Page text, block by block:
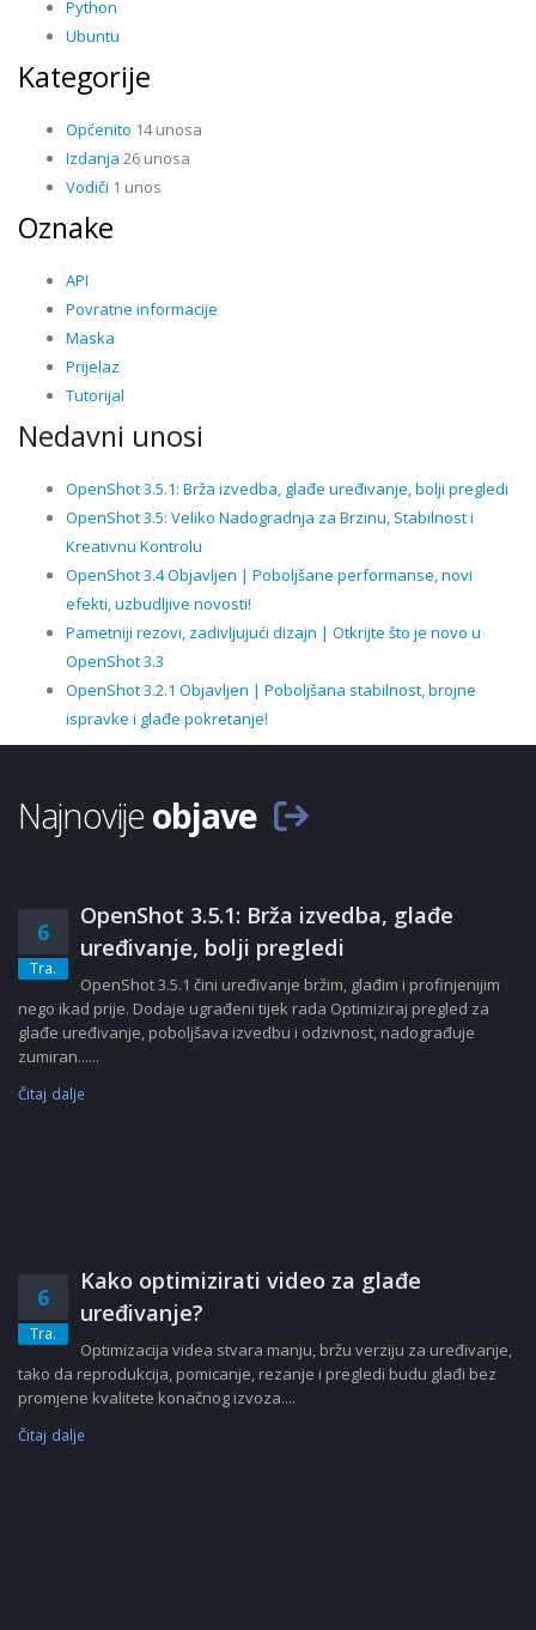
Python
Ubuntu
Kategorije
Općenito 14 unosa
Izdanja 26 unosa
Vodiči 1 unos
Oznake
API
Povratne informacije
Maska
Prijelaz
Tutorijal
Nedavni unosi
OpenShot 3.5.1: Brža izvedba, glađe uređivanje, bolji pregledi
OpenShot 3.5: Veliko Nadogradnja za Brzinu, Stabilnost i
Kreativnu Kontrolu
OpenShot 3.4 Objavljen | Poboljšane performanse, novi
efekti, uzbudljive novosti!
Pametniji rezovi, zadivljujući dizajn | Otkrijte što je novo u
OpenShot 3.3
OpenShot 3.2.1 Objavljen | Poboljšana stabilnost, brojne
ispravke i glađe pokretanje!
Najnovijeobjave
6
Tra.
OpenShot 3.5.1: Brža izvedba, glađe
uređivanje, bolji pregledi
OpenShot 3.5.1 čini uređivanje bržim, glađim i profinjenijim
nego ikad prije. Dodaje ugrađeni tijek rada Optimiziraj pregled za
glađe uređivanje, poboljšava izvedbu i odzivnost, nadograđuje
zumiran......
Čitaj dalje
6
Tra.
Kako optimizirati video za glađe
uređivanje?
Optimizacija videa stvara manju, bržu verziju za uređivanje,
tako da reprodukcija, pomicanje, rezanje i pregledi budu glađi bez
promjene kvalitete konačnog izvoza....
Čitaj dalje